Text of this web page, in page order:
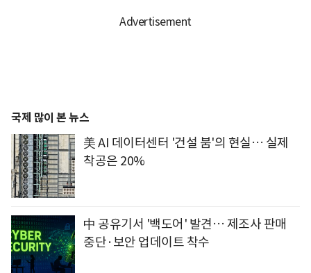
국제 많이 본 뉴스
美 AI 데이터센터 '건설 붐'의 현실… 실제
착공은 20%
中 공유기서 '백도어' 발견… 제조사 판매
중단·보안 업데이트 착수